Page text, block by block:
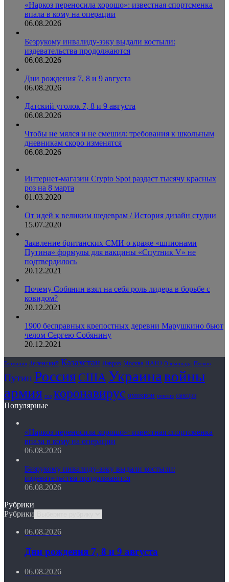
«Наркоз переносила хорошо»: известная спортсменка
впала в кому на операции
06.08.2026
Безрукому инвалиду-зэку выдали костыли:
издевательства продолжаются
06.08.2026
Дни рождения 7, 8 и 9 августа
06.08.2026
Датский уголок 7, 8 и 9 августа
06.08.2026
Чтобы не мялся и не смешил: требования к школьным
дневникам скоро изменятся
06.08.2026
Интернет-магазин Crypto Spot раздаст тысячу красных
роз на 8 марта
01.03.2020
От идей к великим шедеврам / История дизайн студии
15.07.2020
Заявление британских СМИ о краже «шпионами
Путина» формулы для вакцины «Спутник V» не
подтвердилось
20.12.2021
Почему Собянин взял на себя роль лидера в борьбе с
ковидом?
20.12.2021
1900 бесправных крепостных деревни Марушкино бьют
челом Сергею Собянину
20.12.2021
Германия Зеленский Казахстан Лавров Москва НАТО Олимпиада Песков
Путин РоссияСШАУкраинавойны
армия газ коронавирус омикрон пенсия санкции
Популярные
«Наркоз переносила хорошо»: известная спортсменка
впала в кому на операции
06.08.2026
Безрукому инвалиду-зэку выдали костыли:
издевательства продолжаются
06.08.2026
Рубрики
Рубрики
06.08.2026
Дни рождения 7, 8 и 9 августа
06.08.2026